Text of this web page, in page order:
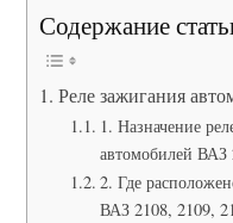
Содержание
Реле зажигания
1. Назначение
автомобилей ВАЗ
2. Где
ВАЗ 2108, 2109,